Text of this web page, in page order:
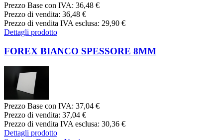
Prezzo Base con IVA: 36,48 €
Prezzo di vendita: 36,48 €
Prezzo di vendita IVA esclusa: 29,90 €
Dettagli prodotto
FOREX BIANCO SPESSORE 8MM
Prezzo Base con IVA: 37,04 €
Prezzo di vendita: 37,04 €
Prezzo di vendita IVA esclusa: 30,36 €
Dettagli prodotto